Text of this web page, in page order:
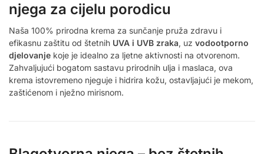
njega za cijelu porodicu
Naša 100% prirodna krema za sunčanje pruža zdravu i
efikasnu zaštitu od štetnih UVA i UVB zraka, uz vodootporno
djelovanje koje je idealno za ljetne aktivnosti na otvorenom.
Zahvaljujući bogatom sastavu prirodnih ulja i maslaca, ova
krema istovremeno njeguje i hidrira kožu, ostavljajući je mekom,
zaštićenom i nježno mirisnom.